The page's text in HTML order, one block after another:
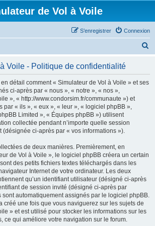
de Vol à Voile
Connexion
S’enregistrer
Voile - Politique de confidentialité
détail comment « Simulateur de Vol à Voile » et ses
ci-après par « nous », « notre », « nos »,
», « http://www.condorsim.fr/communaute ») et
par « ils », « eux », « leur », « logiciel phpBB »,
Limited », « Équipes phpBB ») utilisent
collectée pendant n’importe quelle session
(désignée ci-après par « vos informations »).
de deux manières. Premièrement, en
de Vol à Voile », le logiciel phpBB créera un certain
des petits fichiers textes téléchargés dans les
Internet de votre ordinateur. Les deux
qu’un identifiant utilisateur (désigné ci-après
de session invité (désigné ci-après par
sont automatiquement assignés par le logiciel phpBB.
créé une fois que vous naviguerez sur les sujets de
» et est utilisé pour stocker les informations sur les
ce qui améliore votre navigation sur le forum.